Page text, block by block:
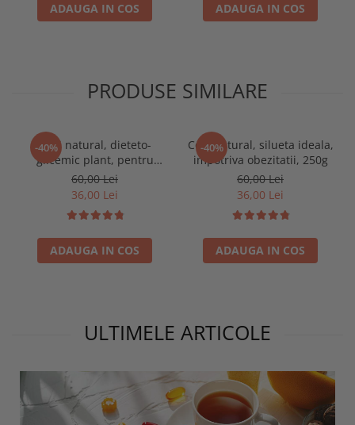
ADAUGA IN COS ADAUGA IN COS
PRODUSE SIMILARE
-40%
Ceai natural, dieteto-
glicemic plant, pentru
diabet, afectiuni ale
pancreasului, 250g
60,00 Lei
36,00 Lei
ADAUGA IN COS
-40%
Ceai natural, silueta ideala,
impotriva obezitatii, 250g
60,00 Lei
36,00 Lei
ADAUGA IN COS
ULTIMELE ARTICOLE